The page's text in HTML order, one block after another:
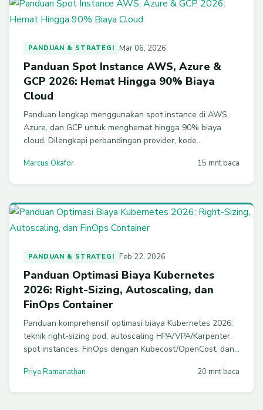
PANDUAN & STRATEGI Mar 06, 2026
Panduan Spot Instance AWS, Azure &
GCP 2026: Hemat Hingga 90% Biaya
Cloud
Panduan lengkap menggunakan spot instance di AWS,
Azure, dan GCP untuk menghemat hingga 90% biaya
cloud. Dilengkapi perbandingan provider, kode
fallback otomatis.
Marcus Okafor 15 mnt baca
PANDUAN & STRATEGI Feb 22, 2026
Panduan Optimasi Biaya Kubernetes
2026: Right-Sizing, Autoscaling, dan
FinOps Container
Panduan komprehensif optimasi biaya Kubernetes 2026:
teknik right-sizing pod, autoscaling HPA/VPA/Karpenter,
spot instances, FinOps dengan Kubecost/OpenCost, dan
Priya Ramanathan 20 mnt baca